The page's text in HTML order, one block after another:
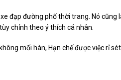
đạp đường phố thời trang. Nó cũng
chỉnh theo ý thích cá nhân.
mối hàn, Hạn chế được việc rỉ